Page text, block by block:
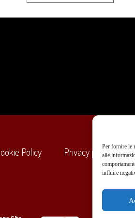
Per fornire le
alle
influire
Policy Privacy policy